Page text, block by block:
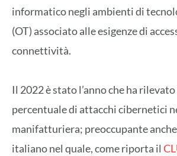
informatico negli ambienti di
(OT) associato alle esigenze di
connettività.
Il 2022 è stato l’anno che ha
percentuale di attacchi cibernetici
manifatturiera; preoccupante
italiano nel quale, come riporta il